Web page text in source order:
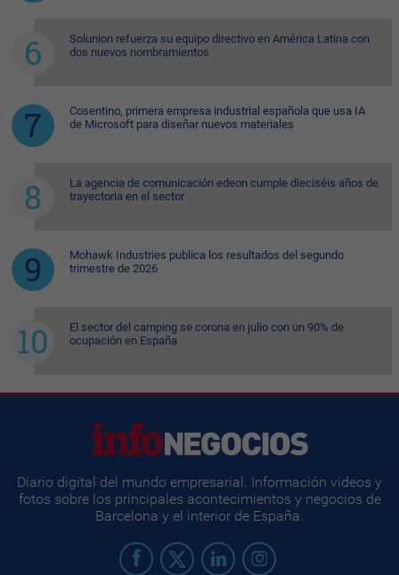
Solunion refuerza su equipo directivo en América Latina con
dos nuevos nombramientos
Cosentino, primera empresa industrial española que usa IA
de Microsoft para diseñar nuevos materiales
La agencia de comunicación edeon cumple dieciséis años de
trayectoria en el sector
Mohawk Industries publica los resultados del segundo
trimestre de 2026
El sector del camping se corona en julio con un 90% de
ocupación en España
Diario digital del mundo empresarial. Información videos y
fotos sobre los principales acontecimientos y negocios de
Barcelona y el interior de España.